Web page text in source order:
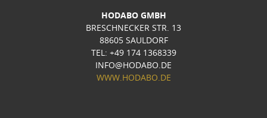
HODABO GMBH
BRESCHNECKER STR. 13
88605 SAULDORF
TEL: +49 174 1368339
INFO@HODABO.DE
WWW.HODABO.DE